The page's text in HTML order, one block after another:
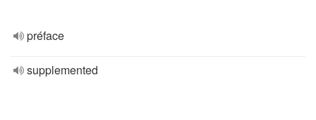
préface
supplemented